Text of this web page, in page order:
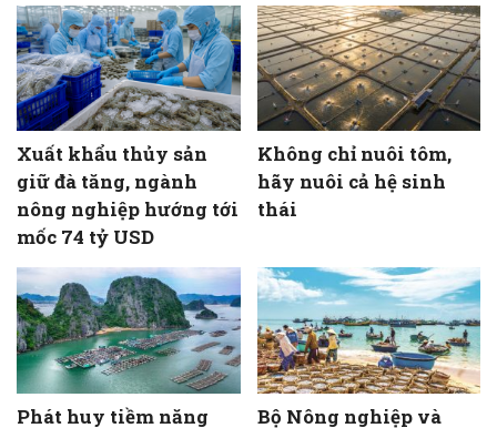
Xuất khẩu thủy sản
giữ đà tăng, ngành
nông nghiệp hướng tới
mốc 74 tỷ USD
Không chỉ nuôi tôm,
hãy nuôi cả hệ sinh
thái
Phát huy tiềm năng
Bộ Nông nghiệp và